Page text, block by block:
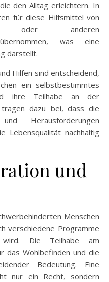
den Alltag erleichtern. In
für diese Hilfsmittel von
oder anderen
übernommen, was eine
darstellt.
Hilfen sind entscheidend,
ein selbstbestimmtes
ihre Teilhabe an der
dazu bei, dass die
Herausforderungen
Lebensqualität nachhaltig
und
Menschen
verschiedene Programme
Die Teilhabe am
das Wohlbefinden und die
Bedeutung. Eine
nur ein Recht, sondern